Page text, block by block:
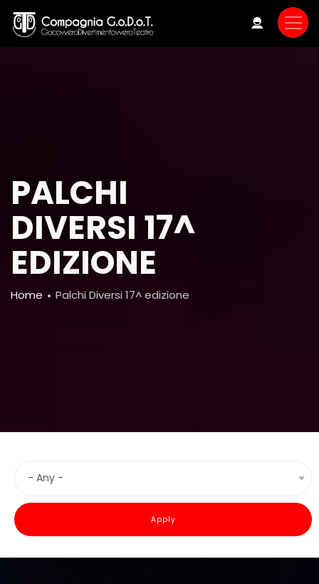
main
PALCHI
DIVERSI 17^
EDIZIONE
Breadcrumb
Home Palchi Diversi 17^ edizione
- Any -